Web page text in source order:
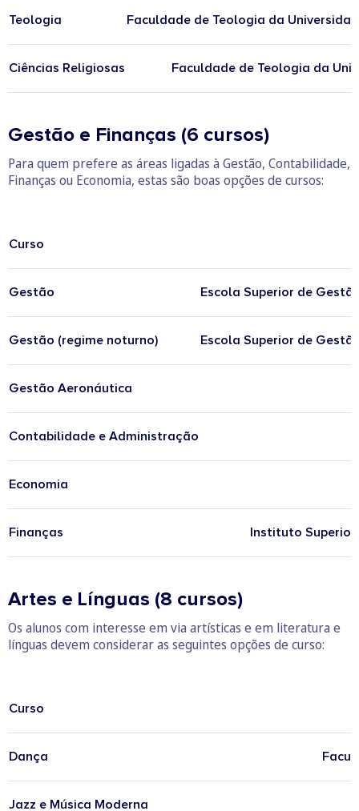
Teologia Faculdade de Teologia da
Ciências Religiosas Faculdade de Teologia da
Gestão e Finanças (6 cursos)
Para quem prefere as áreas ligadas à Gestão, Contabilidade,
Finanças ou Economia, estas são boas opções de cursos:
Curso
Gestão Escola Superior de
Gestão (regime noturno) Escola Superior de
Gestão Aeronáutica
Contabilidade e Administração
Economia
Finanças Instituto Superior
Artes e Línguas (8 cursos)
Os alunos com interesse em via artísticas e em literatura e
línguas devem considerar as seguintes opções de curso:
Curso
Dança
Jazz e Música Moderna